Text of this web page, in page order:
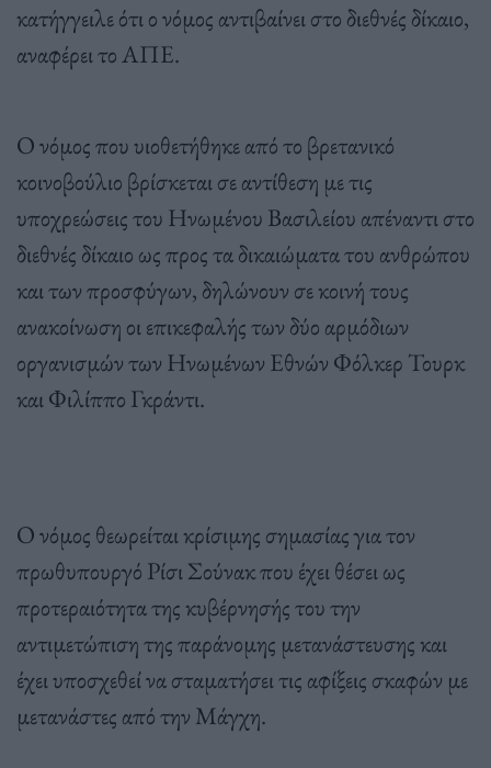
κατήγγειλε ότι ο νόμος αντιβαίνει στο διεθνές δίκαιο,
αναφέρει το ΑΠΕ.
Ο νόμος που υιοθετήθηκε από το βρετανικό
κοινοβούλιο βρίσκεται σε αντίθεση με τις
υποχρεώσεις του Ηνωμένου Βασιλείου απέναντι στο
διεθνές δίκαιο ως προς τα δικαιώματα του ανθρώπου
και των προσφύγων, δηλώνουν σε κοινή τους
ανακοίνωση οι επικεφαλής των δύο αρμόδιων
οργανισμών των Ηνωμένων Εθνών Φόλκερ Τουρκ
και Φιλίππο Γκράντι.
Ο νόμος θεωρείται κρίσιμης σημασίας για τον
πρωθυπουργό Ρίσι Σούνακ που έχει θέσει ως
προτεραιότητα της κυβέρνησής του την
αντιμετώπιση της παράνομης μετανάστευσης και
έχει υποσχεθεί να σταματήσει τις αφίξεις σκαφών με
μετανάστες από την Μάγχη.